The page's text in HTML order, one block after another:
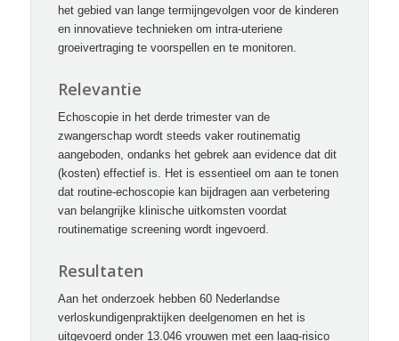
het gebied van lange termijngevolgen voor de kinderen
en innovatieve technieken om intra-uteriene
groeivertraging te voorspellen en te monitoren.
Relevantie
Echoscopie in het derde trimester van de
zwangerschap wordt steeds vaker routinematig
aangeboden, ondanks het gebrek aan evidence dat dit
(kosten) effectief is. Het is essentieel om aan te tonen
dat routine-echoscopie kan bijdragen aan verbetering
van belangrijke klinische uitkomsten voordat
routinematige screening wordt ingevoerd.
Resultaten
Aan het onderzoek hebben 60 Nederlandse
verloskundigenpraktijken deelgenomen en het is
uitgevoerd onder 13.046 vrouwen met een laag-risico